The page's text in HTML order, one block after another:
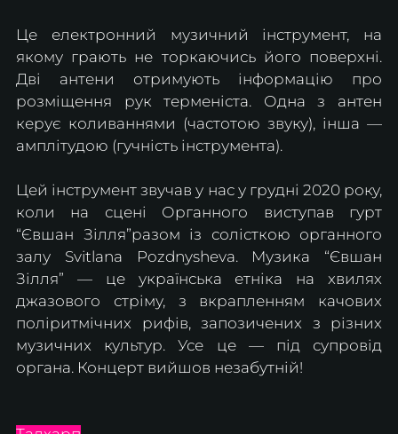
Це електронний музичний інструмент, на
якому грають не торкаючись його поверхні.
Дві антени отримують інформацію про
розміщення рук терменіста. Одна з антен
керує коливаннями (частотою звуку), інша —
амплітудою (гучність інструмента).
Цей інструмент звучав у нас у грудні 2020 року,
коли на сцені Органного виступав гурт
“Євшан Зілля”разом із солісткою органного
залу Svitlana Pozdnysheva. Музика “Євшан
Зілля” — це українська етніка на хвилях
джазового стріму, з вкрапленням качових
поліритмічних рифів, запозичених з різних
музичних культур. Усе це — під супровід
органа. Концерт вийшов незабутній!